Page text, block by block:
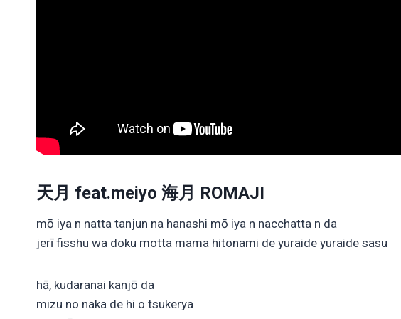
天月 feat.meiyo 海月 ROMAJI
mō iya n natta tanjun na hanashi mō iya n nacchatta n da
jerī fisshu wa doku motta mama hitonami de yuraide yuraide sasu
hā, kudaranai kanjō da
mizu no naka de hi o tsukerya